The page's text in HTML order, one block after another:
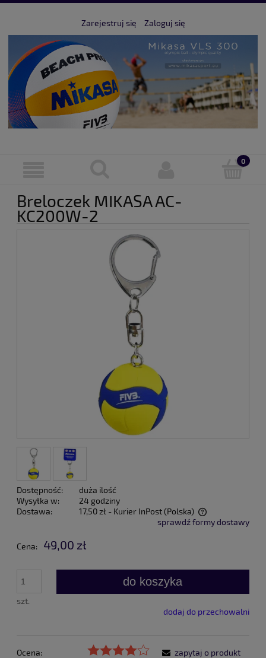
Zarejestruj się Zaloguj się
Breloczek MIKASA AC-
KC200W-2
Dostępność:
duża ilość
Wysyłka w:
24 godziny
Dostawa:
17,50 zł - Kurier InPost(Polska)
Cena nie zawiera ewentualnych kosztów płatności
sprawdź formy dostawy
Cena: 49,00 zł
szt.
do koszyka
dodaj do przechowalni
Ocena:
zapytaj o produkt